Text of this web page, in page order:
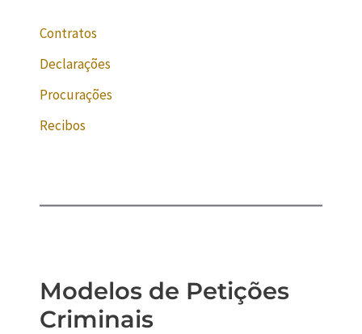
Contratos
Declarações
Procurações
Recibos
Modelos de Petições
Criminais